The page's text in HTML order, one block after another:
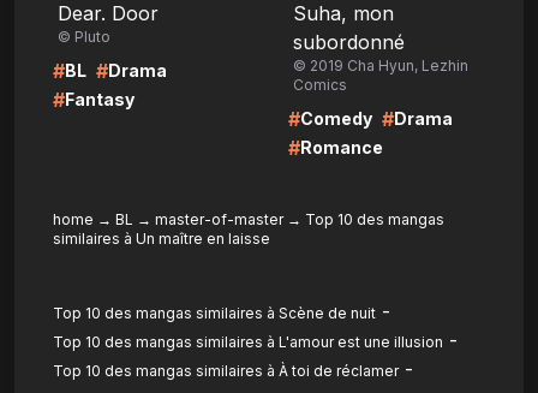
Dear. Door
© Pluto
#BL #Drama
#Fantasy
Suha, mon
subordonné
© 2019 Cha Hyun, Lezhin
Comics
#Comedy #Drama
#Romance
home → BL → master-of-master→ Top 10 des mangas
similaires à Un maître en laisse
Top 10 des mangas similaires à Scène de nuit -
Top 10 des mangas similaires à L'amour est une illusion -
Top 10 des mangas similaires à À toi de réclamer-